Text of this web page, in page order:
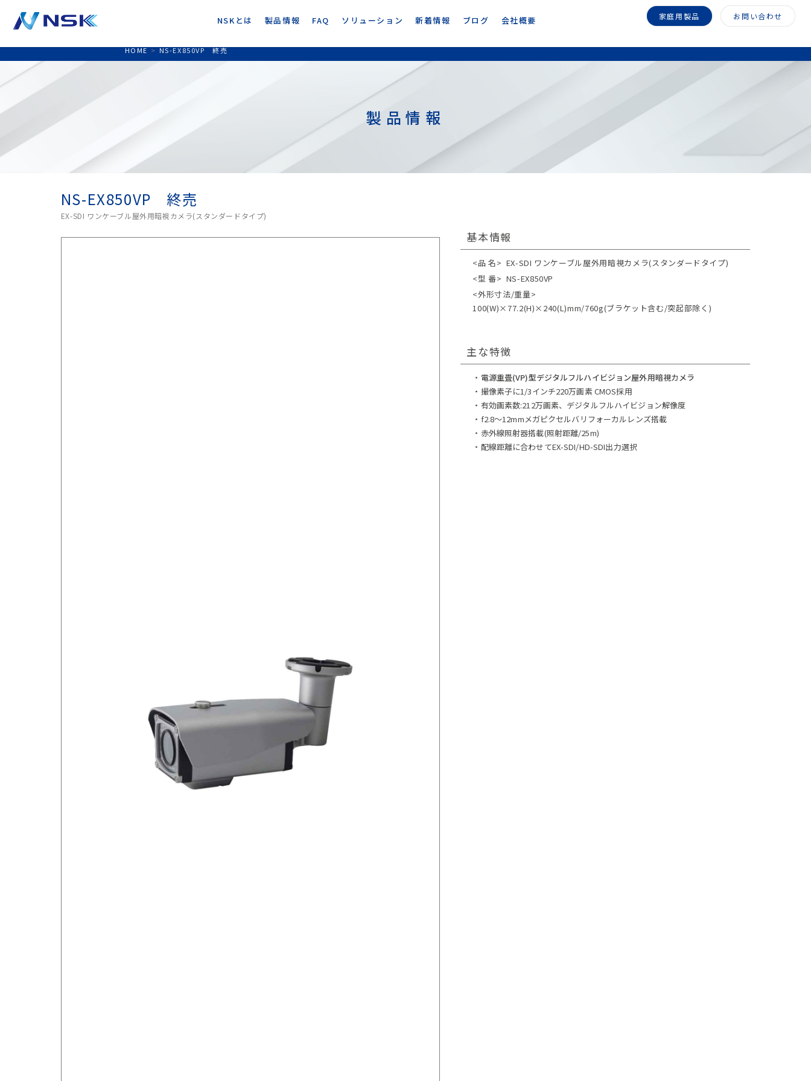
NSKとは 製品情報 FAQ ソリューション 新着情報 ブログ 会社概要 家庭用製品 お問い合わせ
HOME > NS-EX850VP 終売
製品情報
NS-EX850VP 終売
EX-SDI ワンケーブル屋外用暗視カメラ(スタンダードタイプ)
基本情報
<品 名> EX-SDI ワンケーブル屋外用暗視カメラ(スタンダードタイプ)
<型 番> NS-EX850VP
<外形寸法/重量>
100(W)×77.2(H)×240(L)mm/760g(ブラケット含む/突起部除く)
主な特徴
・ 電源重畳(VP)型デジタルフルハイビジョン屋外用暗視カメラ
・撮像素子に1/3インチ220万画素 CMOS採用
・有効画素数:212万画素、デジタルフルハイビジョン解像度
・f2.8～12mmメガピクセルバリフォーカルレンズ搭載
・赤外線照射器搭載(照射距離/25m)
・配線距離に合わせてEX-SDI/HD-SDI出力選択